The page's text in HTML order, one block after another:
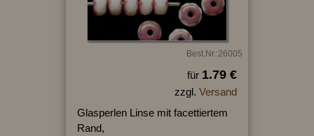
Best.Nr.:26005
für 1.79 €
zzgl. Versand
Glasperlen Linse mit facettiertem
Rand,